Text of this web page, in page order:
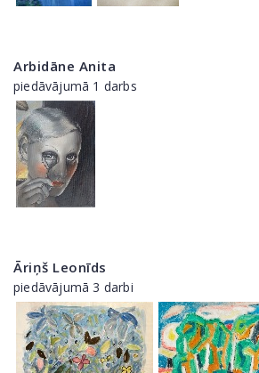
Arbidāne Anita
piedāvājumā 1 darbs
Āriņš Leonīds
piedāvājumā 3 darbi